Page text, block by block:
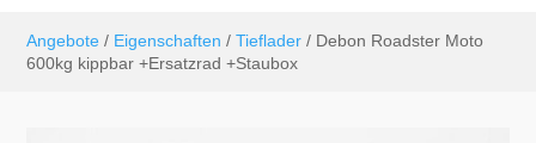
Angebote / Eigenschaften /Tieflader / Debon Roadster Moto
600kg kippbar +Ersatzrad +Staubox